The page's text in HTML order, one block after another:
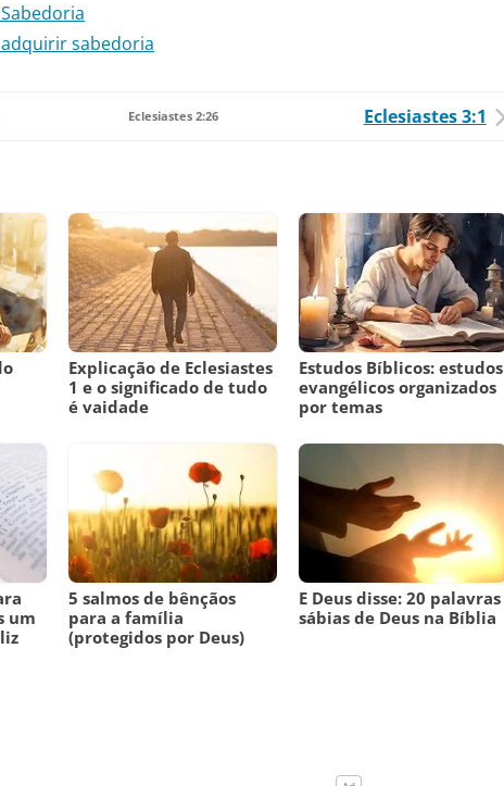
sabedoria
Eclesiastes 2:26 Eclesiastes 3:1
Explicação de Eclesiastes
1 e o significado de tudo
é vaidade
Estudos Bíblicos: estudos
evangélicos organizados
por temas
um
5 salmos de bênçãos
para a família
(protegidos por Deus)
E Deus disse: 20 palavras
sábias de Deus na Bíblia